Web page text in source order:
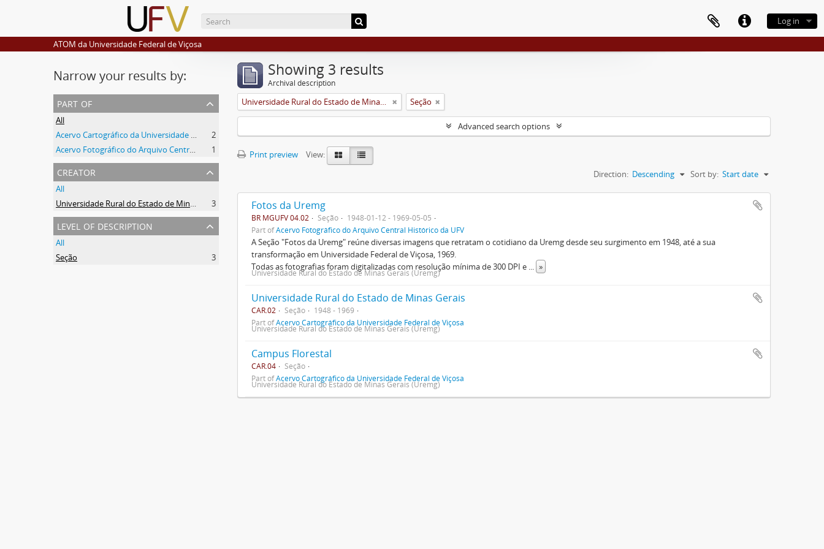
Log in
ATOM da Universidade Federal de Viçosa
Narrow your results by:
part of
All
Acervo Cartográfico da Universidade Federal de Viçosa
2
Acervo Fotográfico do Arquivo Central Histórico da UFV
1
creator
All
Universidade Rural do Estado de Minas Gerais (Uremg)
3
level of description
All
Seção
3
Showing 3 results
Archival description
Universidade Rural do Estado de Minas Gerais (Uremg) Seção
Advanced search options
Print preview
View:
Sort by: Start date
Direction: Descending
Fotos da Uremg
BR MGUFV 04.02 Seção
1948-01-12 - 1969-05-05
Part ofAcervo Fotográfico do Arquivo Central Histórico da UFV
A Seção "Fotos da Uremg" reúne diversas imagens que retratam o cotidiano da Uremg desde seu surgimento em 1948, até a sua
transformação em Universidade Federal de Viçosa, 1969.
Todas as fotografias foram digitalizadas com resolução mínima de 300 DPI e
»
Universidade Rural do Estado de Minas Gerais (Uremg)
Universidade Rural do Estado de Minas Gerais
CAR.02 Seção
1948 - 1969
Part ofAcervo Cartográfico da Universidade Federal de Viçosa
Universidade Rural do Estado de Minas Gerais (Uremg)
Campus Florestal
CAR.04
Seção
Part ofAcervo Cartográfico da Universidade Federal de Viçosa
Universidade Rural do Estado de Minas Gerais (Uremg)